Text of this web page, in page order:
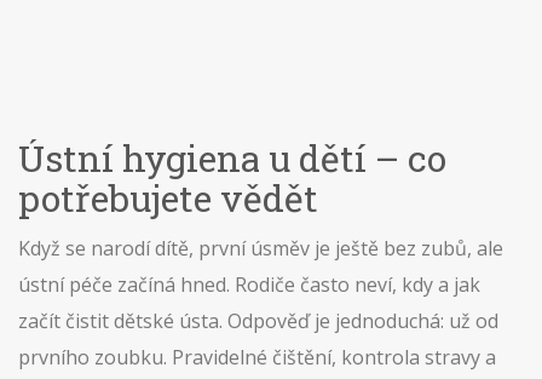
Ústní hygiena u dětí – co
potřebujete vědět
Když se narodí dítě, první úsměv je ještě bez zubů, ale
ústní péče začíná hned. Rodiče často neví, kdy a jak
začít čistit dětské ústa. Odpověď je jednoduchá: už od
prvního zoubku. Pravidelné čištění, kontrola stravy a